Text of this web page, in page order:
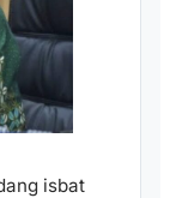
isbat